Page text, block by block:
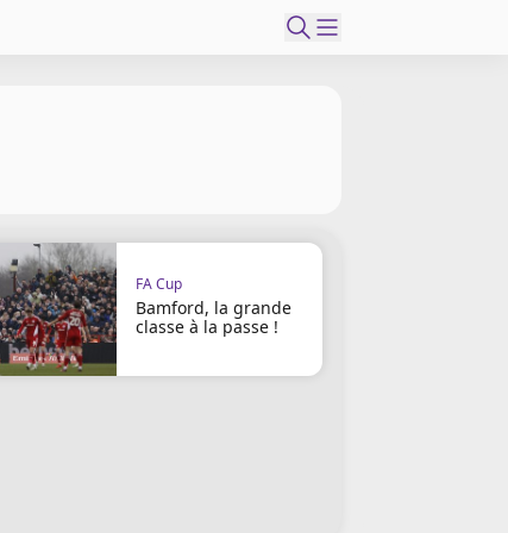
FA Cup
Bamford, la grande
classe à la passe !